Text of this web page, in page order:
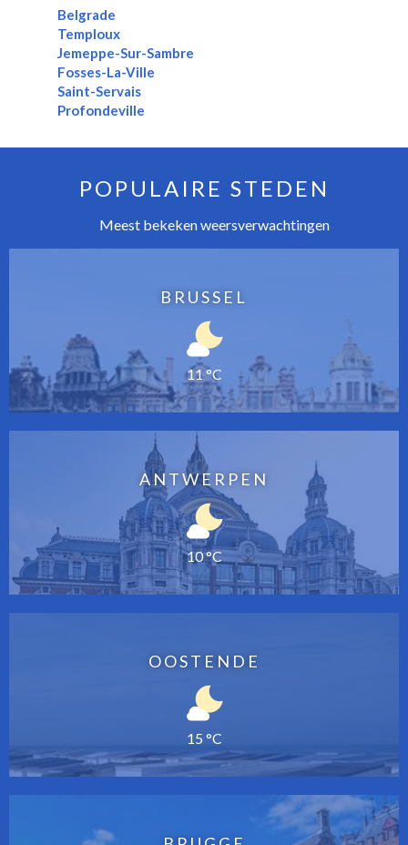
Belgrade
Temploux
Jemeppe-Sur-Sambre
Fosses-La-Ville
Saint-Servais
Profondeville
POPULAIRE STEDEN
Meest bekeken weersverwachtingen
BRUSSEL
11 °C
ANTWERPEN
10 °C
OOSTENDE
15 °C